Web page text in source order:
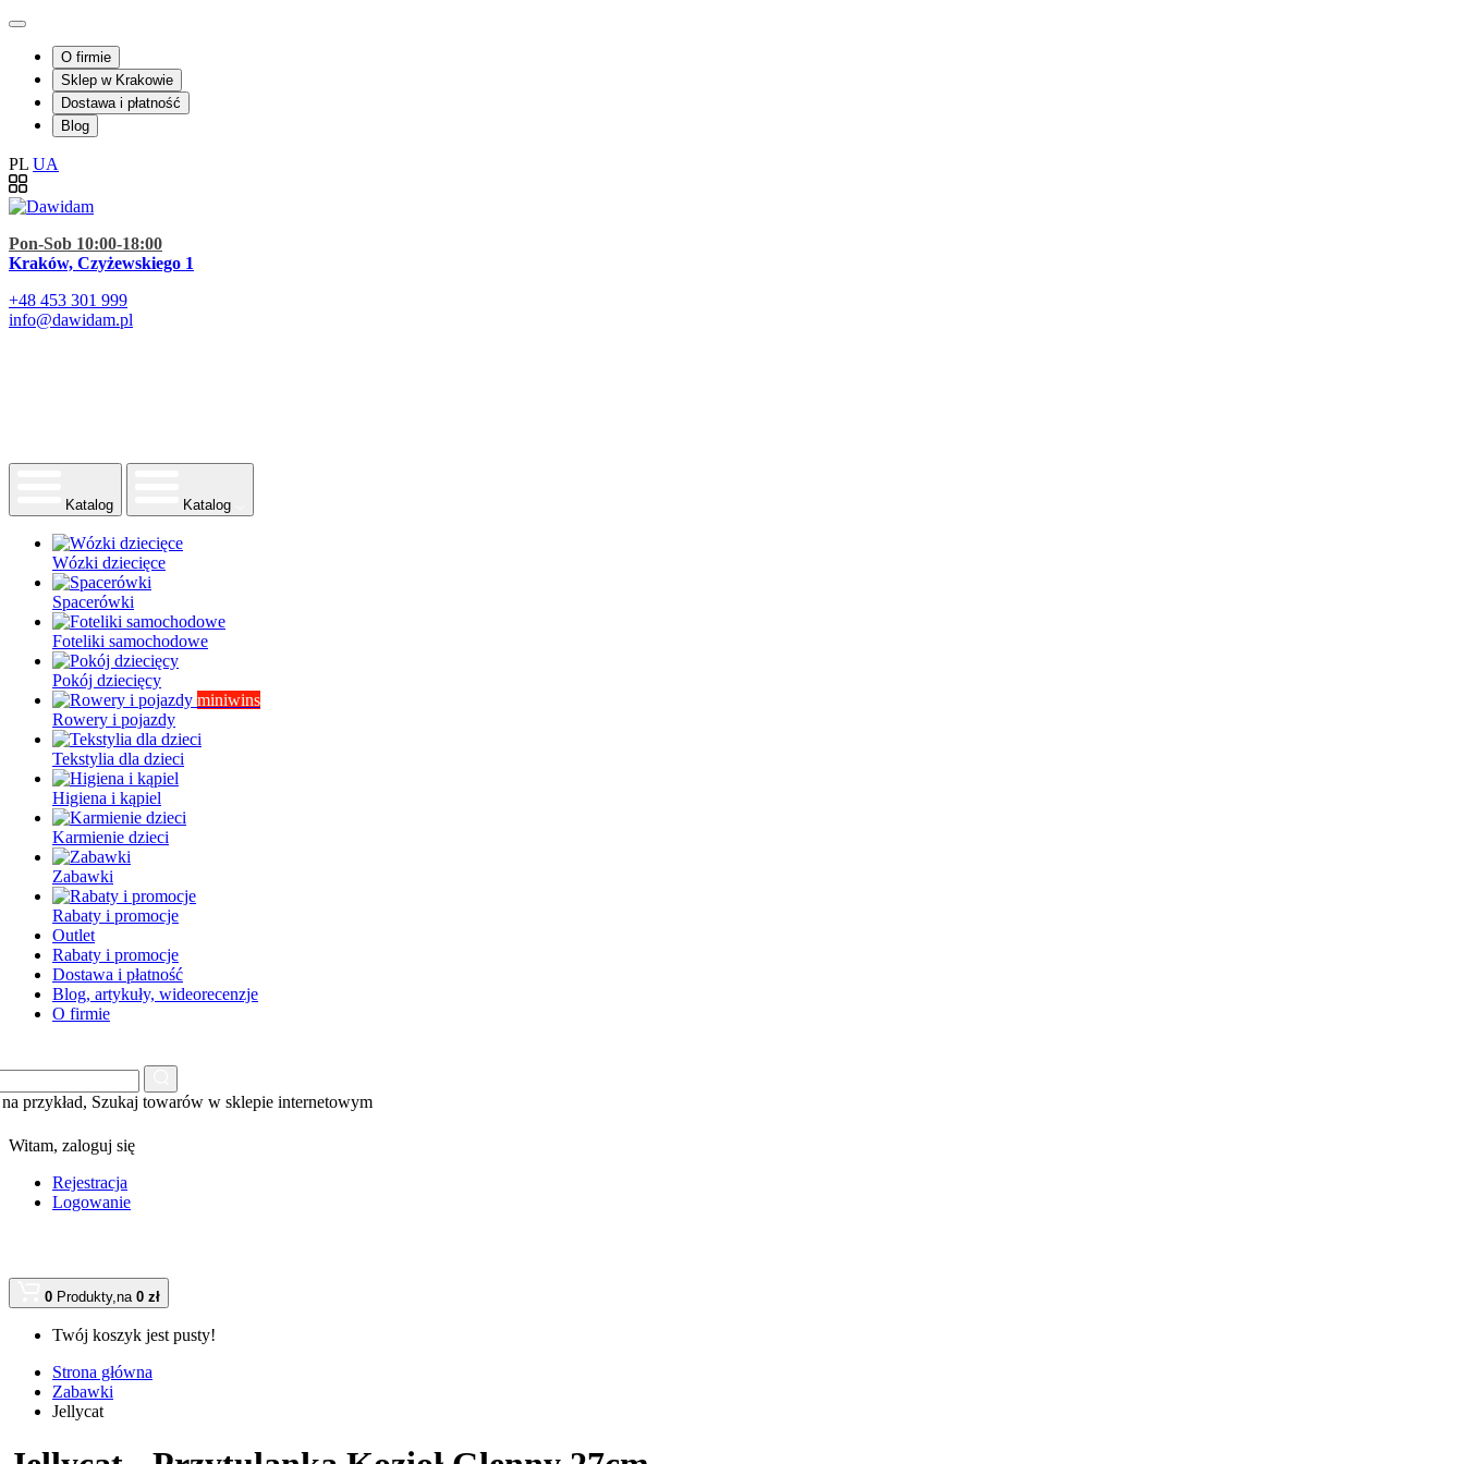
O firmie
Sklep w Krakowie
Dostawa i płatność
Blog
PL UA
Pon-Sob 10:00-18:00
Kraków, Czyżewskiego 1
+48 453 301 999
info@dawidam.pl
Katalog Katalog
Wózki dziecięce
Spacerówki
Foteliki samochodowe
Pokój dziecięcy
miniwins
Rowery i pojazdy
Tekstylia dla dzieci
Higiena i kąpiel
Karmienie dzieci
Zabawki
Rabaty i promocje
Outlet
Rabaty i promocje
Dostawa i płatność
Blog, artykuły, wideorecenzje
O firmie
przykład, Szukaj towarów w sklepie internetowym
Witam, zaloguj się
Rejestracja
Logowanie
0 Produkty,na 0 zł
Twój koszyk jest pusty!
Strona główna
Zabawki
Jellycat